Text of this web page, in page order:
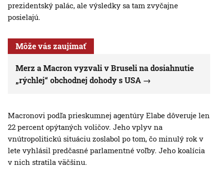
prezidentský palác, ale výsledky sa tam zvyčajne
posielajú.
Môže vás zaujímať
Merz a Macron vyzvali v Bruseli na dosiahnutie
„rýchlej“ obchodnej dohody s USA
Macronovi podľa prieskumnej agentúry Elabe dôveruje len
22 percent opýtaných voličov. Jeho vplyv na
vnútropolitickú situáciu zoslabol po tom, čo minulý rok v
lete vyhlásil predčasné parlamentné voľby. Jeho koalícia
v nich stratila väčšinu.